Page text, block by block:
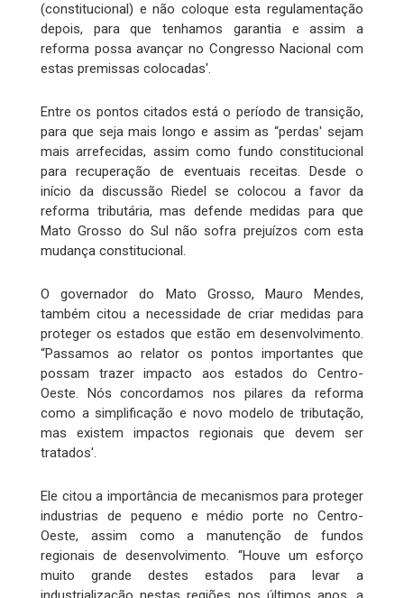
(constitucional) e não coloque esta regulamentação
depois, para que tenhamos garantia e assim a
reforma possa avançar no Congresso Nacional com
estas premissas colocadas'.
Entre os pontos citados está o período de transição,
para que seja mais longo e assim as “perdas' sejam
mais arrefecidas, assim como fundo constitucional
para recuperação de eventuais receitas. Desde o
início da discussão Riedel se colocou a favor da
reforma tributária, mas defende medidas para que
Mato Grosso do Sul não sofra prejuízos com esta
mudança constitucional.
O governador do Mato Grosso, Mauro Mendes,
também citou a necessidade de criar medidas para
proteger os estados que estão em desenvolvimento.
“Passamos ao relator os pontos importantes que
possam trazer impacto aos estados do Centro-
Oeste. Nós concordamos nos pilares da reforma
como a simplificação e novo modelo de tributação,
mas existem impactos regionais que devem ser
tratados'.
Ele citou a importância de mecanismos para proteger
industrias de pequeno e médio porte no Centro-
Oeste, assim como a manutenção de fundos
regionais de desenvolvimento. “Houve um esforço
muito grande destes estados para levar a